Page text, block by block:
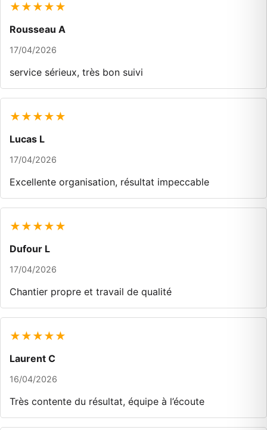
★★★★★
Rousseau A
17/04/2026
service sérieux, très bon suivi
★★★★★
Lucas L
17/04/2026
Excellente organisation, résultat impeccable
★★★★★
Dufour L
17/04/2026
Chantier propre et travail de qualité
★★★★★
Laurent C
16/04/2026
Très contente du résultat, équipe à l’écoute